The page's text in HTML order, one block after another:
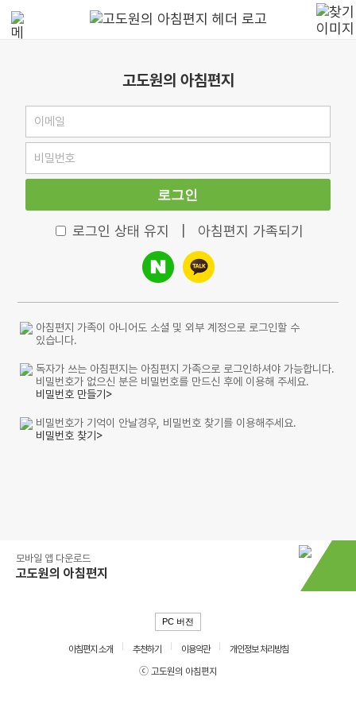
고도원의 아침편지
로그인
로그인 상태 유지 아침편지 가족되기
아침편지 가족이 아니어도 소셜 및 외부 계정으로 로그인할 수
있습니다.
독자가 쓰는 아침편지는 아침편지 가족으로 로그인하셔야 가능합니다.
비밀번호가 없으신 분은 비밀번호를 만드신 후에 이용해 주세요.
비밀번호 만들기>
비밀번호가 기억이 안날경우, 비밀번호 찾기를 이용해주세요.
비밀번호 찾기>
모바일 앱 다운로드
고도원의 아침편지
PC 버전
아침편지 소개 추천하기 이용약관
개인정보 처리방침
ⓒ 고도원의 아침편지